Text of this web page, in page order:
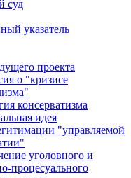
суд
указатель
проекта
о "кризисе
консерватизма
идея
"управляемой
уголовного и
процесуального